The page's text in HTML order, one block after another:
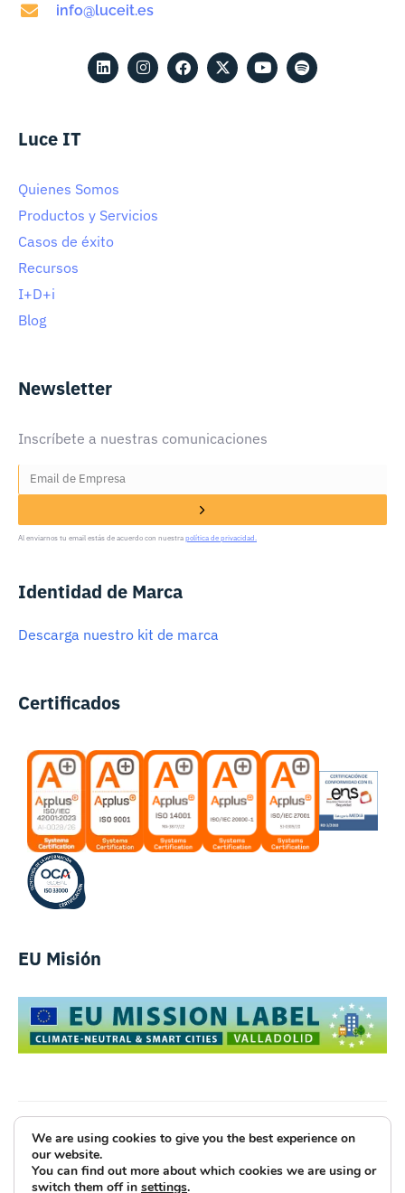
info@luceit.es
Luce IT
Quienes Somos
Productos y Servicios
Casos de éxito
Recursos
I+D+i
Blog
Newsletter
Inscríbete a nuestras comunicaciones
Al enviarnos tu email estás de acuerdo con nuestra política de privacidad.
Identidad de Marca
Descarga nuestro kit de marca
Certificados
EU Misión
Luce Innovative Technologies
Aviso Legal
Política de Privacidad Cookies
We are using cookies to give you the best experience on
our website.
You can find out more about which cookies we are using or
switch them off in settings.